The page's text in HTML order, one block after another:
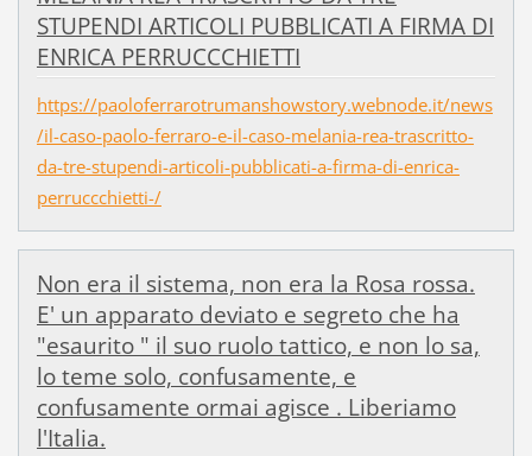
STUPENDI ARTICOLI PUBBLICATI A FIRMA DI
ENRICA PERRUCCCHIETTI
https://paoloferrarotrumanshowstory.webnode.it/news
/il-caso-paolo-ferraro-e-il-caso-melania-rea-trascritto-
da-tre-stupendi-articoli-pubblicati-a-firma-di-enrica-
perruccchietti-/
Non era il sistema, non era la Rosa rossa.
E' un apparato deviato e segreto che ha
"esaurito " il suo ruolo tattico, e non lo sa,
lo teme solo, confusamente, e
confusamente ormai agisce . Liberiamo
l'Italia.